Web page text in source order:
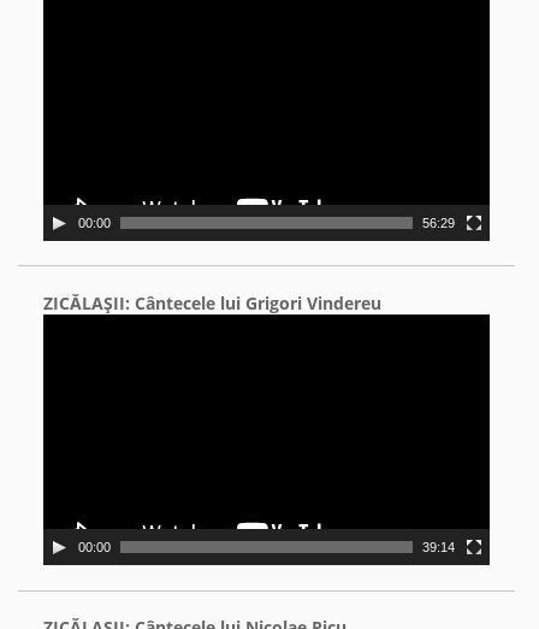
00:00 56:29
ZICĂLAŞII: Cântecele lui Grigori Vindereu
00:00 39:14